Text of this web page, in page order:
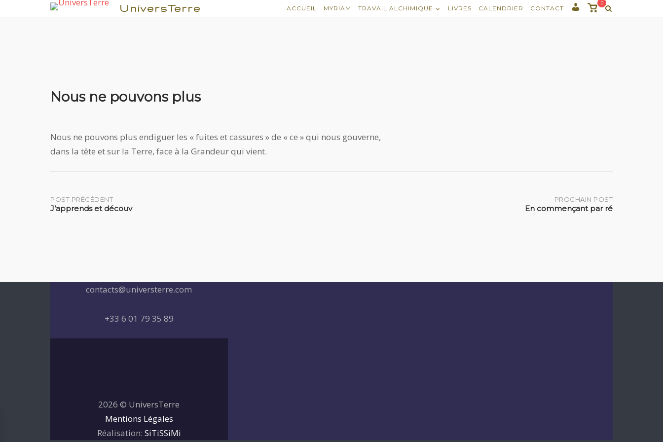
UniversTerre ACCUEIL MYRIAM TRAVAIL ALCHIMIQUE LIVRES CALENDRIER CONTACT
Voir
panier
0
Nous ne pouvons plus
Nous ne pouvons plus endiguer les « fuites et cassures » de « ce » qui nous gouverne,
dans la tête et sur la Terre, face à la Grandeur qui vient.
Post
POST PRÉCÉDENT
J’apprends et découv
PROCHAIN POST
En commençant par ré
contacts@universterre.com
+33 6 01 79 35 89
2026 © UniversTerre
Mentions Légales
Réalisation: SiTiSSiMi